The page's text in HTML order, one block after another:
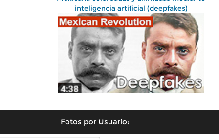
inteligencia artificial (deepfakes)
Fotos por Usuario: